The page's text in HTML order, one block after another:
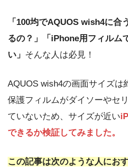
「100均でAQUOS wish4に合
るの？」
「iPhone用フィルム
い」 そんな人は必見！
AQUOS wish4の画面サイズは
保護フィルムがダイソーやセ
ていないため、サイズが近い
できるか検証してみました。
この記事は次のような人にお